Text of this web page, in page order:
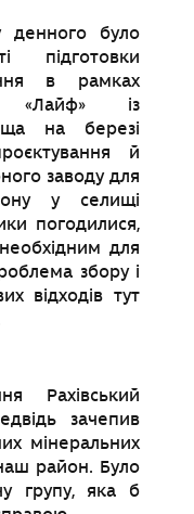
денного було
підготовки
в рамках
«Лайф» із
на березі
й
заводу для
у селищі
погодилися,
для
збору і
відходів тут
Рахівський
зачепив
мінеральних
район. Було
групу, яка б